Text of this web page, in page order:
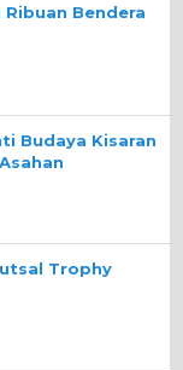
Bendera
Budaya Kisaran
Trophy